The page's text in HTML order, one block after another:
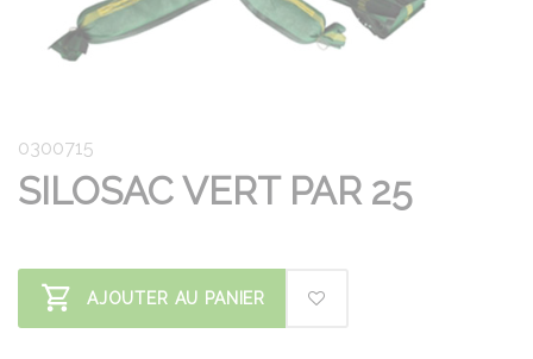
0300715
SILOSAC VERT PAR 25
AJOUTER AU PANIER